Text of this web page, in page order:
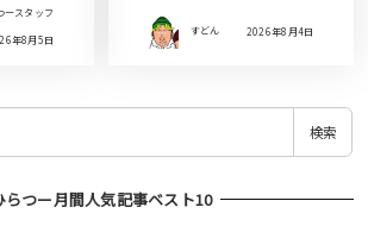
ースタッフ
年8月5日
すどん 2026年8月4日
検索
らつー月間人気記事ベスト10